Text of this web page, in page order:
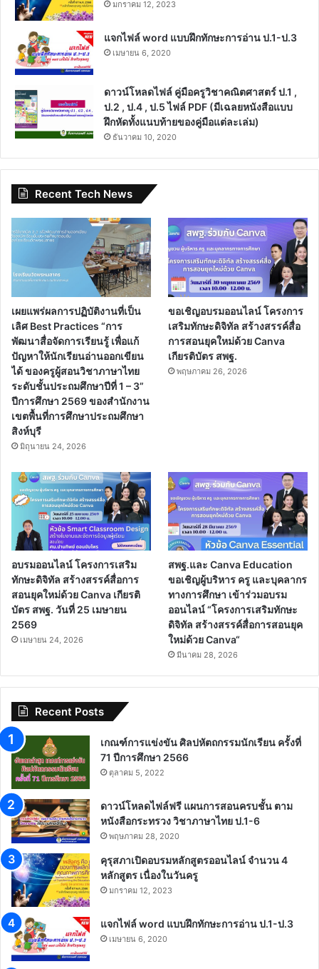
มกราคม 12, 2023
แจกไฟล์ word แบบฝึกทักษะการอ่าน ป.1-ป.3
เมษายน 6, 2020
ดาวน์โหลดไฟล์ คู่มือครูวิชาคณิตศาสตร์ ป.1 ,
ป.2 , ป.4 , ป.5 ไฟล์ PDF (มีเฉลยหนังสือแบบ
ฝึกหัดทั้งแนบท้ายของคู่มือแต่ละเล่ม)
ธันวาคม 10, 2020
Recent Tech News
เผยแพร่ผลการปฏิบัติงานที่เป็น
เลิศ Best Practices “การ
พัฒนาสื่อจัดการเรียนรู้ เพื่อแก้
ปัญหาให้นักเรียนอ่านออกเขียน
ได้ ของครูผู้สอนวิชาภาษาไทย
ระดับชั้นประถมศึกษาปีที่ 1 – 3”
ปีการศึกษา 2569 ของสำนักงาน
เขตพื้นที่การศึกษาประถมศึกษา
สิงห์บุรี
มิถุนายน 24, 2026
ขอเชิญอบรมออนไลน์ โครงการ
เสริมทักษะดิจิทัล สร้างสรรค์สื่อ
การสอนยุคใหม่ด้วย Canva
เกียรติบัตร สพฐ.
พฤษภาคม 26, 2026
อบรมออนไลน์ โครงการเสริม
ทักษะดิจิทัล สร้างสรรค์สื่อการ
สอนยุคใหม่ด้วย Canva เกียรติ
บัตร สพฐ. วันที่ 25 เมษายน
2569
เมษายน 24, 2026
สพฐ.และ Canva Education
ขอเชิญผู้บริหาร ครู และบุคลากร
ทางการศึกษา เข้าร่วมอบรม
ออนไลน์ “โครงการเสริมทักษะ
ดิจิทัล สร้างสรรค์สื่อการสอนยุค
ใหม่ด้วย Canva“
มีนาคม 28, 2026
Recent Posts
เกณฑ์การแข่งขัน ศิลปหัตถกรรมนักเรียน ครั้งที่
71 ปีการศึกษา 2566
ตุลาคม 5, 2022
ดาวน์โหลดไฟล์ฟรี แผนการสอนครบชั้น ตาม
หนังสือกระทรวง วิชาภาษาไทย ป.1-6
พฤษภาคม 28, 2020
คุรุสภาเปิดอบรมหลักสูตรออนไลน์ จำนวน 4
หลักสูตร เนื่องในวันครู
มกราคม 12, 2023
แจกไฟล์ word แบบฝึกทักษะการอ่าน ป.1-ป.3
เมษายน 6, 2020